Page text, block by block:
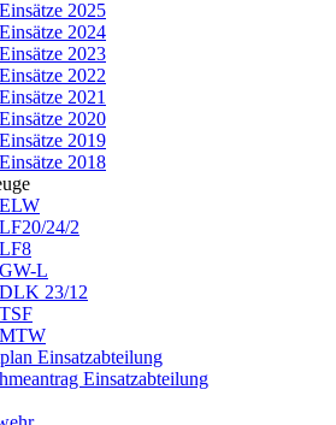
Einsätze 2025
Einsätze 2024
Einsätze 2023
Einsätze 2022
Einsätze 2021
Einsätze 2020
Einsätze 2019
Einsätze 2018
ELW
LF20/24/2
LF8
GW-L
DLK 23/12
TSF
MTW
Einsatzabteilung
Einsatzabteilung